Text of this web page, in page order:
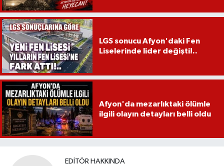
LGS sonucu Afyon'daki Fen
Liselerinde lider değişti!..
Afyon'da mezarlıktaki ölümle
ilgili olayın detayları belli oldu
EDITÖR HAKKINDA